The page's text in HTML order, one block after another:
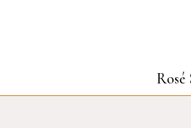
Rosé